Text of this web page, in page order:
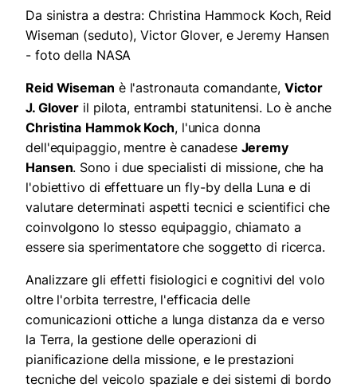
Da sinistra a destra: Christina Hammock Koch, Reid
Wiseman (seduto), Victor Glover, e Jeremy Hansen
- foto della NASA
Reid Wiseman è l'astronauta comandante,Victor
J. Glover il pilota, entrambi statunitensi. Lo è anche
Christina Hammok Koch, l'unica donna
dell'equipaggio, mentre è canadese Jeremy
Hansen. Sono i due specialisti di missione, che ha
l'obiettivo di effettuare un fly-by della Luna e di
valutare determinati aspetti tecnici e scientifici che
coinvolgono lo stesso equipaggio, chiamato a
essere sia sperimentatore che soggetto di ricerca.
Analizzare gli effetti fisiologici e cognitivi del volo
oltre l'orbita terrestre, l'efficacia delle
comunicazioni ottiche a lunga distanza da e verso
la Terra, la gestione delle operazioni di
pianificazione della missione, e le prestazioni
tecniche del veicolo spaziale e dei sistemi di bordo